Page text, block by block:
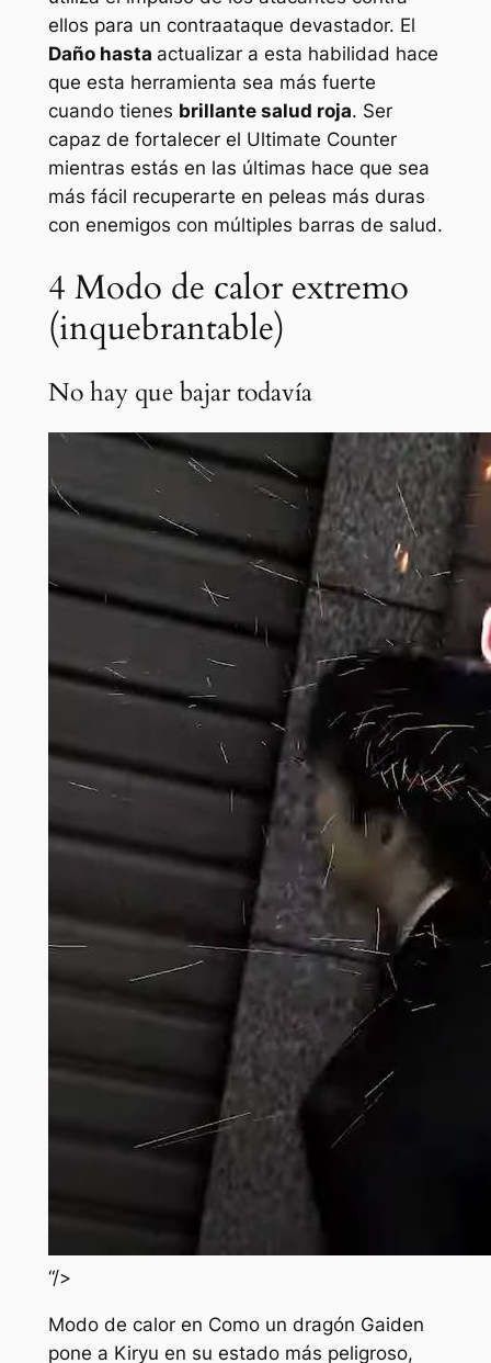
ellos para un contraataque devastador. El
Daño hasta actualizar a esta habilidad hace
que esta herramienta sea más fuerte
cuando tienes brillante salud roja. Ser
capaz de fortalecer el Ultimate Counter
mientras estás en las últimas hace que sea
más fácil recuperarte en peleas más duras
con enemigos con múltiples barras de salud.
4 Modo de calor extremo
(inquebrantable)
No hay que bajar todavía
“/>
Modo de calor en Como un dragón Gaiden
pone a Kiryu en su estado más peligroso,